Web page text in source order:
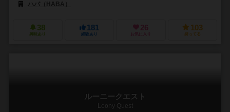
ハバ（HABA）
38
興味あり
181
経験あり
26
お気に入り
103
持ってる
ルーニークエスト
Loony Quest